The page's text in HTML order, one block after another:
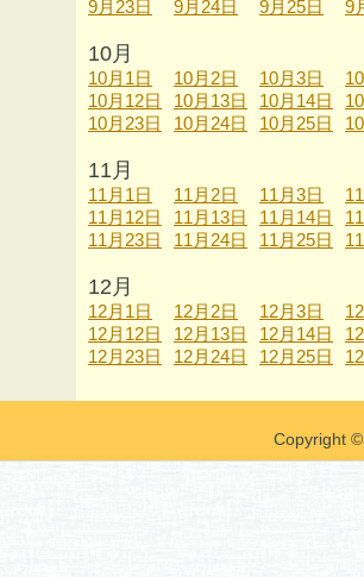
9月23日
9月24日 9月25日 9
10月
10月1日 10月2日 10月3日
10月12日
10月13日 10月14日
10月23日
10月24日 10月25日
11月
11月1日 11月2日 11月3日
11月12日
11月13日 11月14日
11月23日
11月24日 11月25日
12月
12月1日 12月2日 12月3日
12月12日
12月13日 12月14日
12月23日
12月24日 12月25日
Copyright